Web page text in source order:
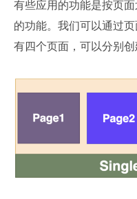
有些应用的功能是按页
的功能。我们可以通过
有四个页面，可以分别创